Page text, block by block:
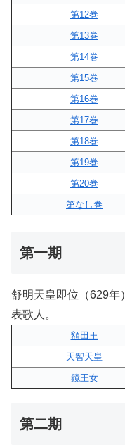
第12巻
第13巻
第14巻
第15巻
第16巻
第17巻
第18巻
第19巻
第20巻
第なし巻
第一期
舒明天皇即位（629年
表歌人。
額田王
天智天皇
鏡王女
第二期